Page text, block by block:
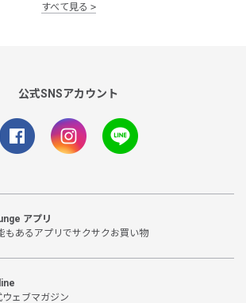
すべて見る
公式SNSアカウント
アプリ
もあるアプリでサクサクお買い物
ェブマガジン